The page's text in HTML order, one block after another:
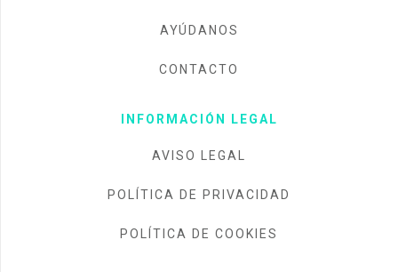
AYÚDANOS
CONTACTO
INFORMACIÓN LEGAL
AVISO LEGAL
POLÍTICA DE PRIVACIDAD
POLÍTICA DE COOKIES